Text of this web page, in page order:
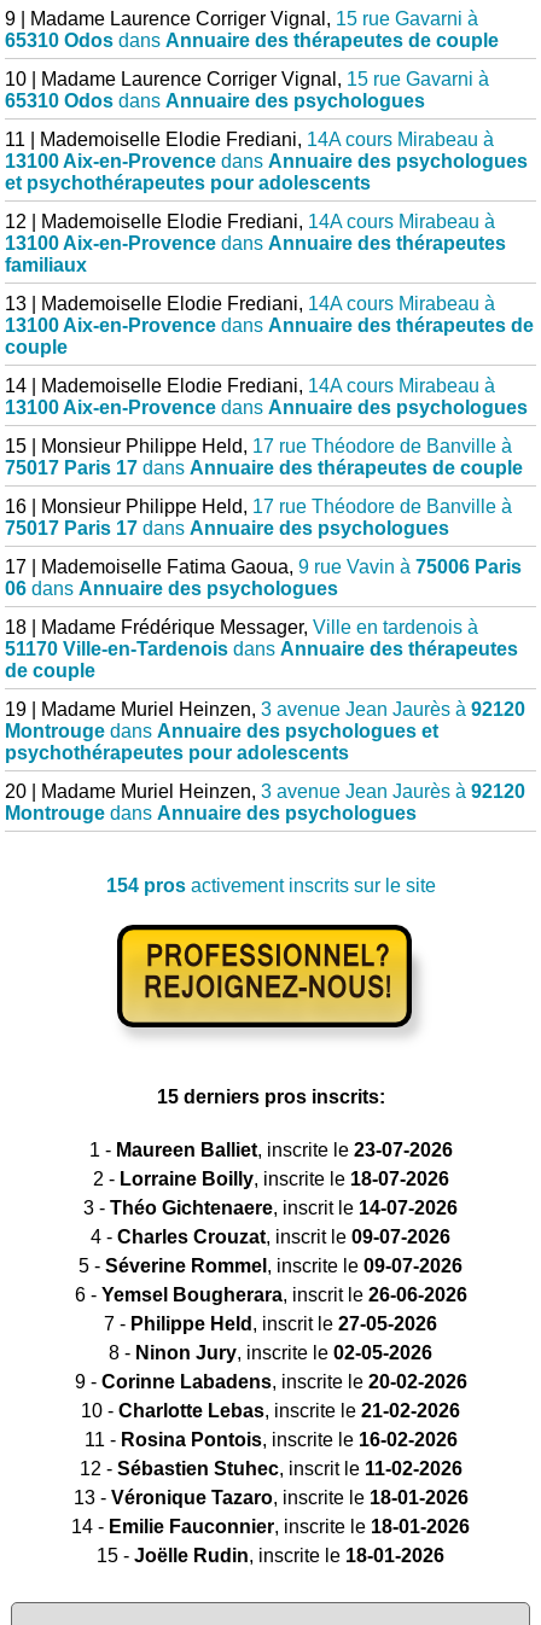
9 | Madame Laurence Corriger Vignal, 15 rue Gavarni à
65310 Odos dansAnnuaire des thérapeutes de couple
10 | Madame Laurence Corriger Vignal, 15 rue Gavarni à
65310 Odos dansAnnuaire des psychologues
11 | Mademoiselle Elodie Frediani, 14A cours Mirabeau à
13100 Aix-en-Provence dansAnnuaire des psychologues
et psychothérapeutes pour adolescents
12 | Mademoiselle Elodie Frediani, 14A cours Mirabeau à
13100 Aix-en-Provence dansAnnuaire des thérapeutes
familiaux
13 | Mademoiselle Elodie Frediani, 14A cours Mirabeau à
13100 Aix-en-Provence dansAnnuaire des thérapeutes de
couple
14 | Mademoiselle Elodie Frediani, 14A cours Mirabeau à
13100 Aix-en-Provence dansAnnuaire des psychologues
15 | Monsieur Philippe Held, 17 rue Théodore de Banville à
75017 Paris 17 dansAnnuaire des thérapeutes de couple
16 | Monsieur Philippe Held, 17 rue Théodore de Banville à
75017 Paris 17 dansAnnuaire des psychologues
17 | Mademoiselle Fatima Gaoua,9 rue Vavin à75006 Paris
06 dansAnnuaire des psychologues
18 | Madame Frédérique Messager,Ville en tardenois à
51170 Ville-en-Tardenois dansAnnuaire des thérapeutes
de couple
19 | Madame Muriel Heinzen,3 avenue Jean Jaurès à92120
Montrouge dansAnnuaire des psychologues et
psychothérapeutes pour adolescents
20 | Madame Muriel Heinzen,3 avenue Jean Jaurès à92120
Montrouge dansAnnuaire des psychologues
154 prosactivement inscrits sur le site
15 derniers pros inscrits:
1 - Maureen Balliet, inscrite le 23-07-2026
2 - Lorraine Boilly, inscrite le 18-07-2026
3 - Théo Gichtenaere, inscrit le 14-07-2026
4 - Charles Crouzat, inscrit le 09-07-2026
5 - Séverine Rommel , inscrite le 09-07-2026
6 - Yemsel Bougherara, inscrit le 26-06-2026
7 - Philippe Held , inscrit le 27-05-2026
8 - Ninon Jury, inscrite le 02-05-2026
9 - Corinne Labadens, inscrite le 20-02-2026
10 - Charlotte Lebas, inscrite le 21-02-2026
11 - Rosina Pontois, inscrite le 16-02-2026
12 - Sébastien Stuhec, inscrit le 11-02-2026
13 - Véronique Tazaro, inscrite le 18-01-2026
14 - Emilie Fauconnier, inscrite le 18-01-2026
15 - Joëlle Rudin, inscrite le 18-01-2026